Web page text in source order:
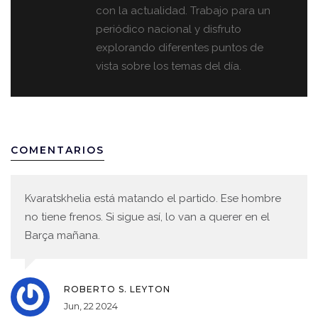
con la actualidad. Trabajo para un
periódico nacional y disfruto
explorando diferentes puntos de
vista sobre los temas del día.
COMENTARIOS
Kvaratskhelia está matando el partido. Ese hombre
no tiene frenos. Si sigue así, lo van a querer en el
Barça mañana.
ROBERTO S. LEYTON
Jun, 22 2024